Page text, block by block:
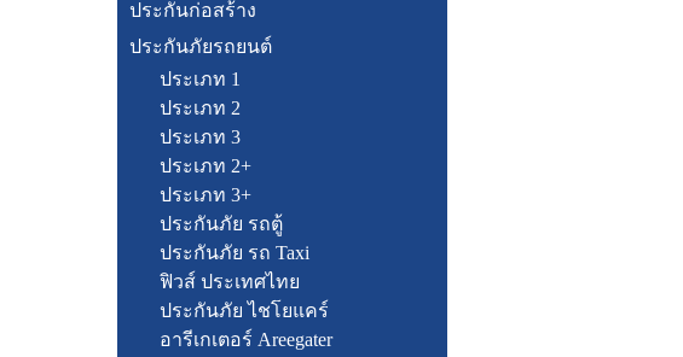
ประกันก่อสร้าง
ประกันภัยรถยนต์
ประเภท 1
ประเภท 2
ประเภท 3
ประเภท 2+
ประเภท 3+
ประกันภัย รถตู้
ประกันภัย รถ Taxi
ฟิวส์ ประเทศไทย
ประกันภัย ไชโยแคร์
อารีเกเตอร์ Areegater